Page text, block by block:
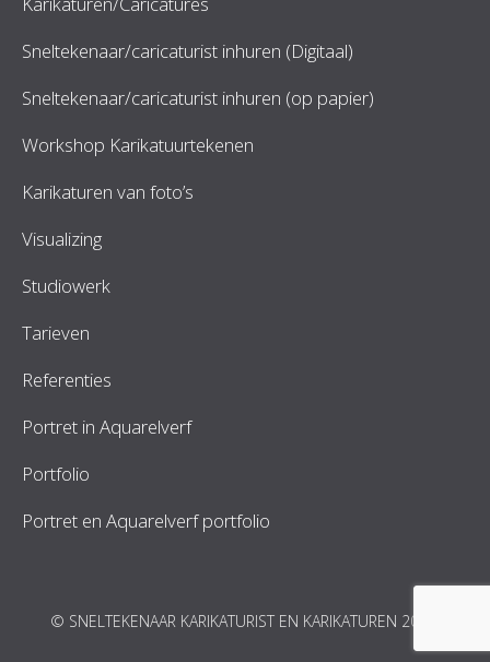
Sneltekenaar/caricaturist inhuren (Digitaal)
Sneltekenaar/caricaturist inhuren (op papier)
Workshop Karikatuurtekenen
Karikaturen van foto’s
Visualizing
Studiowerk
Tarieven
Referenties
Portret in Aquarelverf
Portfolio
Portret en Aquarelverf portfolio
© SNELTEKENAAR KARIKATURIST EN KARIKATUREN 2026.